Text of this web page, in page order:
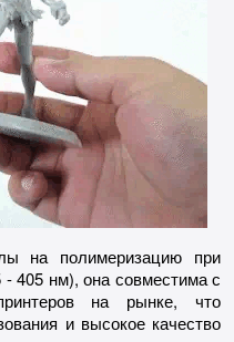
на полимеризацию при
405 нм), она совместима с
на рынке, что
и высокое качество